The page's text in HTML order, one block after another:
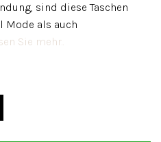
sind diese Taschen
Mode als auch
Sie mehr..